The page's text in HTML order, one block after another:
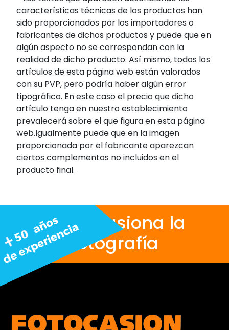
características técnicas de los productos han
sido proporcionados por los importadores o
fabricantes de dichos productos y puede que en
algún aspecto no se correspondan con la
realidad de dicho producto. Así mismo, todos los
artículos de esta página web están valorados
con su PVP, pero podría haber algún error
tipográfico. En este caso el precio que dicho
artículo tenga en nuestro establecimiento
prevalecerá sobre el que figura en esta página
web.Igualmente puede que en la imagen
proporcionada por el fabricante aparezcan
ciertos complementos no incluidos en el
producto final.
Nos apasiona la
fotografía